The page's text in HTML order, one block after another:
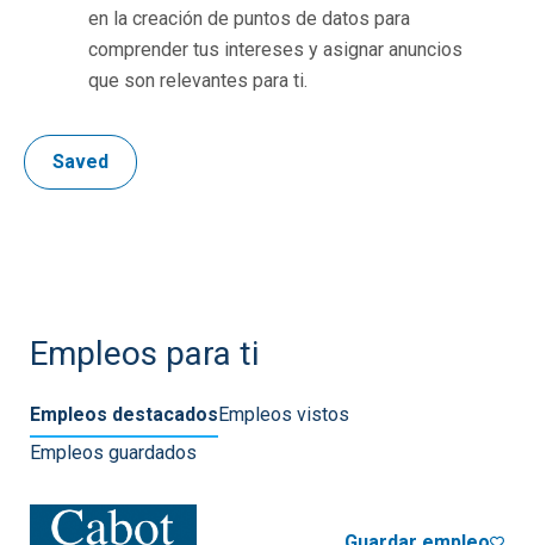
en la creación de puntos de datos para
comprender tus intereses y asignar anuncios
que son relevantes para ti.
Saved
Empleos para ti
Empleos destacadosEmpleos vistos
Empleos guardados